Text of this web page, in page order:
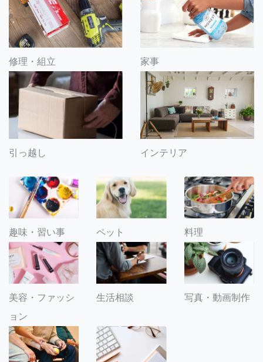
修理・組立 家事
引っ越し インテリア
趣味・習い事 ペット 料理
美容・ファッシ
ョン
生活相談 写真・動画制作